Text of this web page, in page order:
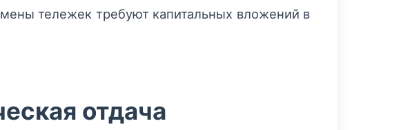
тележек требуют капитальных вложений в
отдача